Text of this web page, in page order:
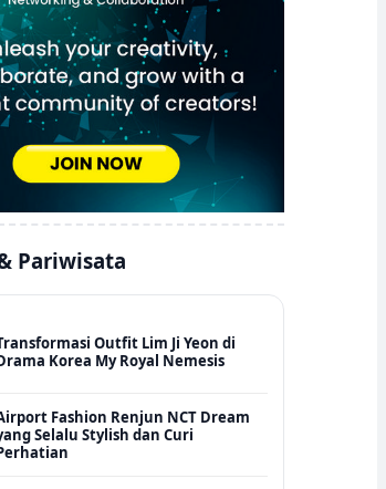
Pariwisata
Outfit Lim Ji Yeon di
Korea My Royal Nemesis
Fashion Renjun NCT Dream
Selalu Stylish dan Curi